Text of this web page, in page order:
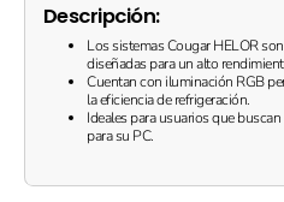
Descripción:
Los sistemas Cougar HELOR
diseñadas para un alto
Cuentan con iluminación RGB
la eficiencia de refrigeración.
Ideales para usuarios que
para su PC.